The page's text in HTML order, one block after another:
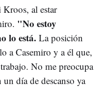
al estar
"No estoy
lo está. La posición
a Casemiro y a él que,
No me preocupa
día de descanso ya